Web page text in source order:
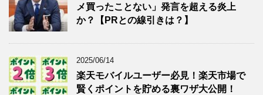
メ買ったことない」発言を超える炎上
か？【PRとの線引きは？】
2025/06/14
楽天モバイルユーザー必見！楽天市場で
賢くポイントを貯める裏ワザ大公開！